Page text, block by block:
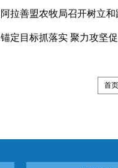
阿拉善盟农牧局召开树立
锚定目标抓落实 聚力攻坚
首页